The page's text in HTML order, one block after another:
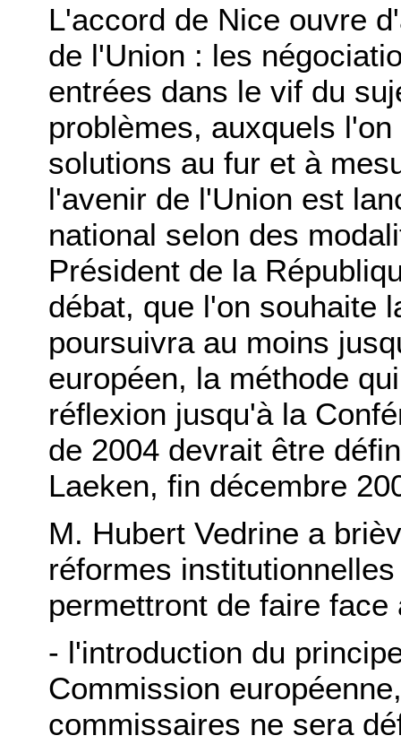
L'accord de Nice ouvre
de l'Union : les
entrées dans le vif du
problèmes, auxquels
solutions au fur et à
l'avenir de l'Union est
national selon des
Président de la
débat, que l'on souhaite
poursuivra au moins
européen, la méthode
réflexion jusqu'à la
de 2004 devrait être
Laeken, fin décembre
M. Hubert Vedrine a
réformes
permettront de faire
- l'introduction du
Commission
commissaires ne sera